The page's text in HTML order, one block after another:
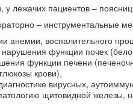
лежачих пациентов –
– инструментальные
анемии, воспалительного
нарушения функции почек
функции печени
крови),
вирусных,
щитовидной железы,